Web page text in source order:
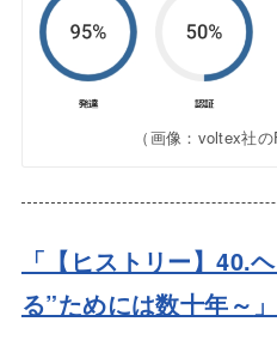
（画像：voltex社
「【ヒストリー】40.
る”ためには数十年～ 」